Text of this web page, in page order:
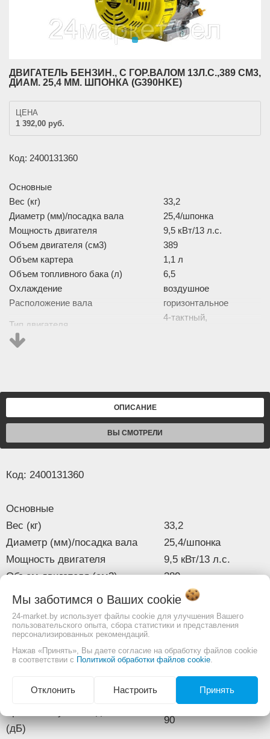
ДВИГАТЕЛЬ БЕНЗИН., С ГОР.ВАЛОМ 13Л.С.,389 СМ3,
ДИАМ. 25,4 ММ. ШПОНКА (G390HKЕ)
1 392,00 руб.
ЦЕНА
Код: 2400131360
Основные
Вес (кг)
33,2
Диаметр (мм)/посадка вала
25,4/шпонка
Мощность двигателя
9,5 кВт/13 л.с.
Объем двигателя (см3)
389
Объем картера
1,1 л
Объем топливного бака (л)
6,5
Охлаждение
воздушное
Расположение вала
горизонтальное
Тип двигателя
4-тактный,
Электростартер
нагрузки, (об/мин)
Обороты холостого хода, (об/мин)
Выход вала, (мм)
88,5
Изображение товара и комплектация могут отличаться.
ОПИСАНИЕ
ВЫ СМОТРЕЛИ
Код: 2400131360
Основные
Вес (кг)
33,2
Диаметр (мм)/посадка вала
25,4/шпонка
Мощность двигателя
9,5 кВт/13 л.с.
Объем двигателя (см3)
389
Объем картера
1,1 л
Объем топливного бака (л)
Охлаждение
воздушное
4-тактный,
одноцилиндровый
Электростартер
(дБ)
90
Мы заботимся о Ваших cookie
24-market.by использует файлы cookie для улучшения Вашего
пользовательского опыта, сбора статистики и представления
персонализированных рекомендаций.
Нажав «Принять», Вы даете согласие на обработку файлов cookie
в соответствии с Политикой обработки файлов cookie.
Отклонить Настроить Принять